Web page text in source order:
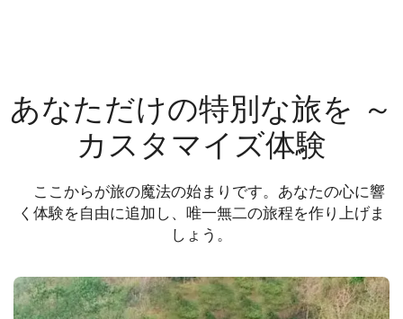
あなただけの特別な旅を ～
カスタマイズ体験
ここからが旅の魔法の始まりです。あなたの心に響
く体験を自由に追加し、唯一無二の旅程を作り上げま
しょう。